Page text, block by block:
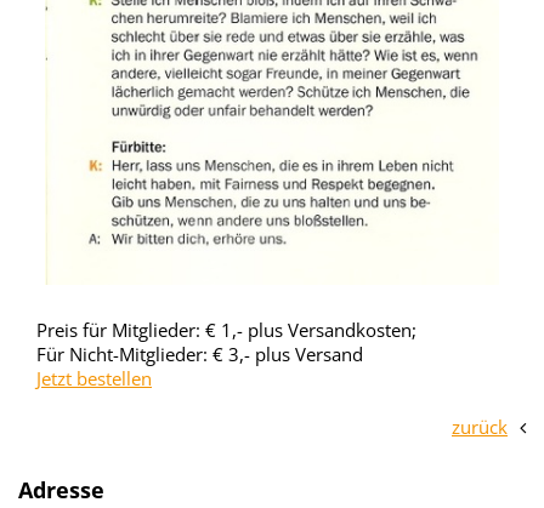
Preis für Mitglieder: € 1,- plus Versandkosten;
Für Nicht-Mitglieder: € 3,- plus Versand
Jetzt bestellen
zurück
Adresse